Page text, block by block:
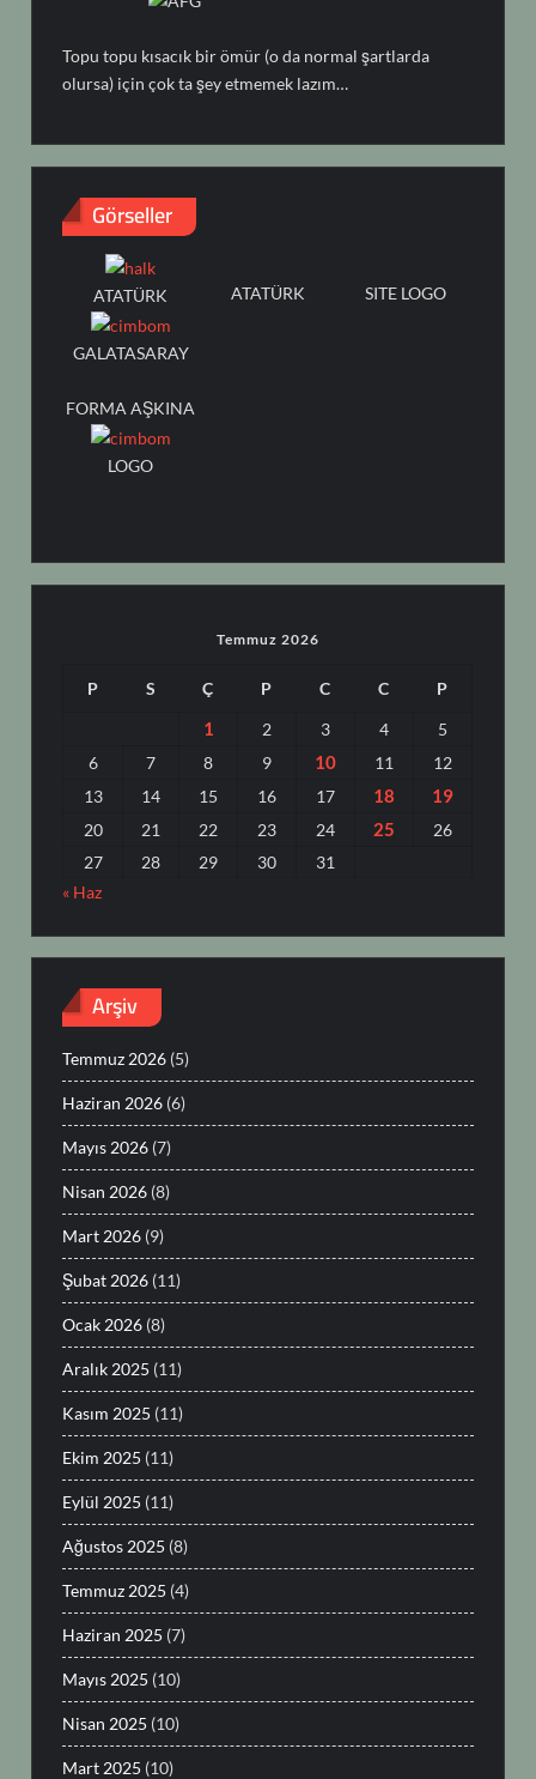
Topu topu kısacık bir ömür (o da normal şartlarda
olursa) için çok ta şey etmemek lazım…
Görseller
ATATÜRK ATATÜRK SITE LOGO
GALATASARAY
FORMA AŞKINA
LOGO
Temmuz 2026
P S Ç P C C P
1 2 3 4
5
6
7 8 9 10 11
12
13
14 15 16 17 18 19
20 21 22 23 24 25
26
27
28 29 30
31
« Haz
Arşiv
Temmuz 2026 (5)
Haziran 2026 (6)
Mayıs 2026 (7)
Nisan 2026 (8)
Mart 2026 (9)
Şubat 2026 (11)
Ocak 2026 (8)
Aralık 2025 (11)
Kasım 2025 (11)
Ekim 2025 (11)
Eylül 2025 (11)
Ağustos 2025 (8)
Temmuz 2025 (4)
Haziran 2025 (7)
Mayıs 2025 (10)
Nisan 2025 (10)
Mart 2025 (10)